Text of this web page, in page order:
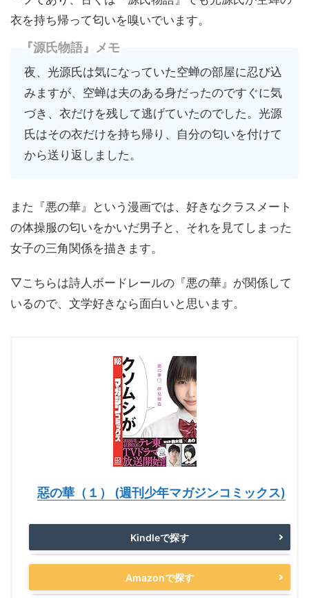
衣を持ち帰って匂いを嗅いでいます。
『源氏物語』メモ
夜、光源氏は気になっていた空蝉の部屋に忍び込
みますが、空蝉は夫のある身だったのですぐに気
づき、衣だけを残して逃げていたのでした。光源
氏はその衣だけを持ち帰り、自分の匂いを付けて
から送り返しました。
また『悪の華』という漫画では、好きなクラスメート
の体操服の匂いをかいだ男子と、それを見てしまった
女子の三角関係を描きます。
▽こちらは詩人ボードレールの『悪の華』が関係して
いるので、文学好きなら面白いと思います。
惡の華（１） (週刊少年マガジンコミックス)
Kindleで探す
Amazonで探す